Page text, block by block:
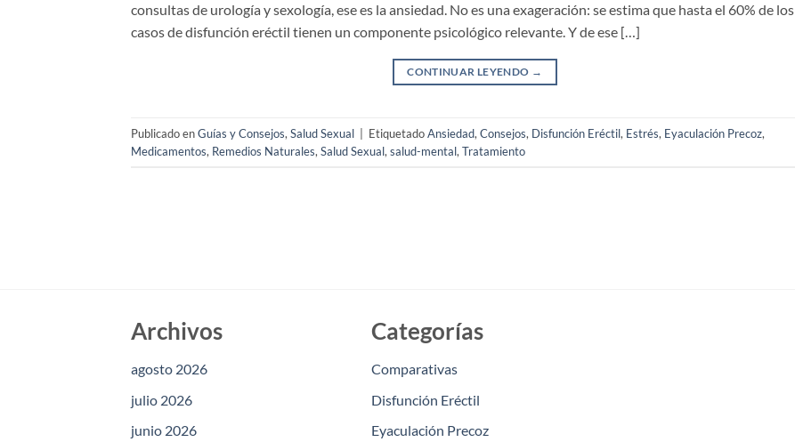
consultas de urología y sexología, ese es la ansiedad. No es una exageración: se estima que hasta el 60% de los
casos de disfunción eréctil tienen un componente psicológico relevante. Y de ese […]
CONTINUAR LEYENDO →
Publicado enGuías y Consejos, Salud Sexual | EtiquetadoAnsiedad, Consejos, Disfunción Eréctil, Estrés, Eyaculación Precoz,
Medicamentos, Remedios Naturales, Salud Sexual, salud-mental, Tratamiento
Archivos
agosto 2026
julio 2026
junio 2026
Categorías
Comparativas
Disfunción Eréctil
Eyaculación Precoz